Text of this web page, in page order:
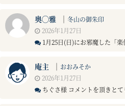
奥◯雅 ｜ 冬山の御朱印
2026年1月27日
1月25日(日)にお邪魔した「
庵主 ｜ おおみそか
2026年1月27日
ちぐさ様 コメントを頂きと